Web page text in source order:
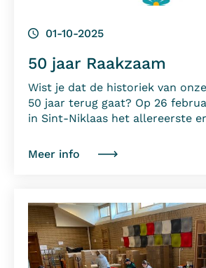
01-10-2025
50 jaar Raakzaam
Wist je dat de historiek van
50 jaar terug gaat? Op 26
in Sint-Niklaas het allereerste
Meer info